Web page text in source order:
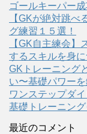
ゴールキーパー
【GKが絶対跳
グ練習１５選！
【GK自主練会
するスキルを身に
GKトレーニング
い〜基礎パワー
ワンステップダ
基礎トレーニン
最近のコメント